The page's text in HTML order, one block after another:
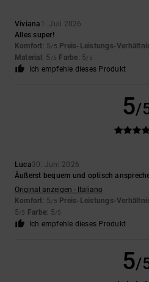
Viviana 1. Juli 2026
Alles super!
Komfort: 5/5 Preis-Leistungs-
Material : 5 /5 Farbe: 5/5
Ich empfehle dieses Produkt
5/
Luca30. Juni 2026
Äußerst bequem und optisch
Original anzeigen - Italiano
Komfort: 5/5 Preis-Leistungs-
5/5 Farbe: 5/5
Ich empfehle dieses Produkt
5/